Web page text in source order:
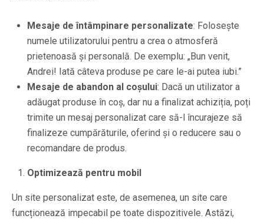
Mesaje de întâmpinare personalizate: Folosește
numele utilizatorului pentru a crea o atmosferă
prietenoasă și personală. De exemplu: „Bun venit,
Andrei! Iată câteva produse pe care le-ai putea iubi.”
Mesaje de abandon al coșului: Dacă un utilizator a
adăugat produse în coș, dar nu a finalizat achiziția, poți
trimite un mesaj personalizat care să-l încurajeze să
finalizeze cumpărăturile, oferind și o reducere sau o
recomandare de produs.
Optimizează pentru mobil
Un site personalizat este, de asemenea, un site care
funcționează impecabil pe toate dispozitivele. Astăzi,